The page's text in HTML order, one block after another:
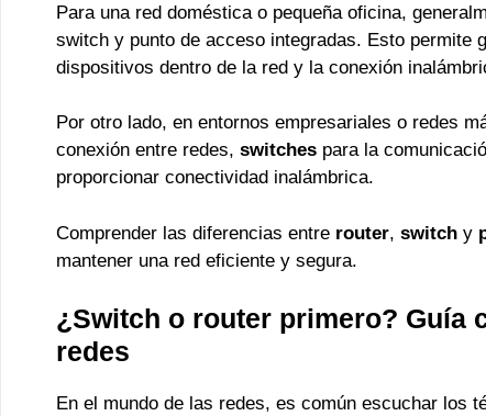
Para una red doméstica o pequeña oficina,
switch y punto de acceso integradas. Esto permite
dispositivos dentro de la red y la conexión
Por otro lado, en entornos empresariales o redes
conexión entre redes, switches para la
proporcionar conectividad inalámbrica.
Comprender las diferencias entre router, switch y
mantener una red eficiente y segura.
¿Switch o router primero? Guía
redes
En el mundo de las redes, es común escuchar los